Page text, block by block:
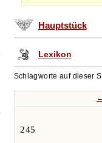
Hauptstück
Lexikon
Schlagworte auf dieser
245